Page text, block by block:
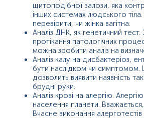
щитоподібної залози, яка
інших системах людського
перевірити, чи жінка вагітна.
Аналіз ДНК, як генетичний
протікання патологічних
можна зробити аналіз на
Аналіз калу на дисбактеріоз,
бути наслідком чи симптомом.
дозволить виявити наявність
брудні руки.
Аналіз крові на алергію.
населення планети.
Вчасне виконання